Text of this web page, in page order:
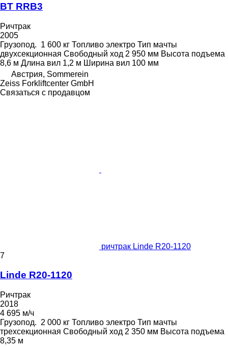
BT RRB3
Ричтрак
2005
Грузопод. 1 600 кг Топливо электро Тип мачты
двухсекционная Свободный ход 2 950 мм Высота подъема
8,6 м Длина вил 1,2 м Ширина вил 100 мм
Австрия, Sommerein
Zeiss Forkliftcenter GmbH
Связаться с продавцом
ричтрак Linde R20-1120
7
Linde R20-1120
Ричтрак
2018
4 695 м/ч
Грузопод. 2 000 кг Топливо электро Тип мачты
трехсекционная Свободный ход 2 350 мм Высота подъема
8,35 м